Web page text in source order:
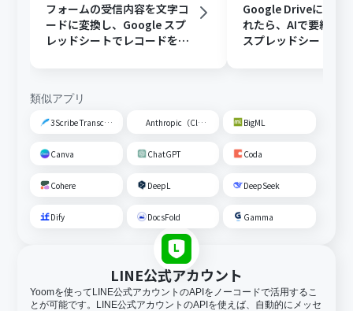
フォームの受信内容を文字コ
ードに変換し、Google スプ
レッドシートでレコードを追
Google Driveに文書
れたら、AIで要約し
スプレッドシートの
類似アプリ
3Scribe Transcription Anthropic（Claude） BigML
Canva ChatGPT Coda
Cohere DeepL DeepSeek
Dify DocsFold Gamma
LINE公式アカウント
Yoomを使ってLINE公式アカウントのAPIをノーコードで活用するこ
とが可能です。LINE公式アカウントのAPIを使えば、自動的にメッセ